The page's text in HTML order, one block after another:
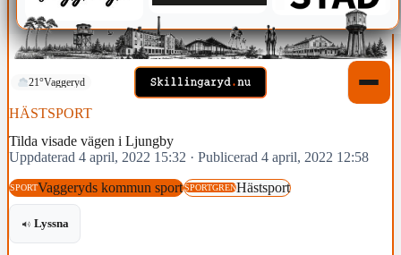
21°Vaggeryd
HÄSTSPORT
Tilda visade vägen i Ljungby
Uppdaterad 4 april, 2022 15:32 · Publicerad 4 april, 2022 12:58
SPORTVaggeryds kommun sportSPORTGRENHästsport
Lyssna